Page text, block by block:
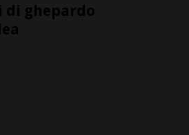
di ghepardo